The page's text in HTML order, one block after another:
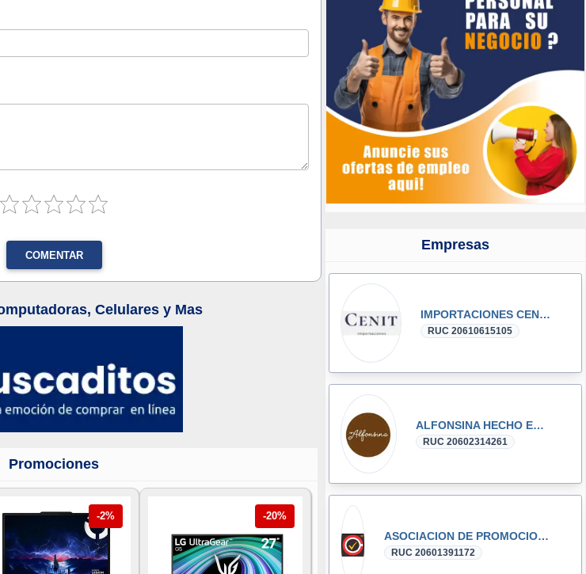
COMENTAR
Celulares y Mas
Promociones
-2% -20%
Empresas
IMPORTACIONES CENIT E.I.R.L.
RUC 20610615105
ALFONSINA HECHO EN CASA S.A.C.
RUC 20602314261
ASOCIACION DE PROMOCION DE CAFES ESPECIALES - SELVA CENTRAL - PROCAFES - SELVA CENTRAL
RUC 20601391172